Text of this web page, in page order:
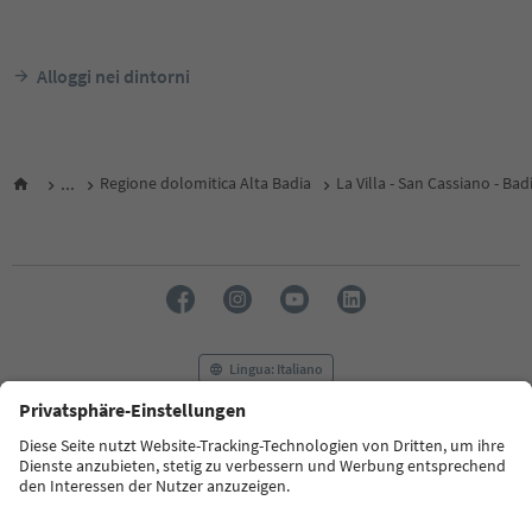
Alloggi nei dintorni
... Regione dolomitica Alta Badia La Villa - San Cassiano -
Lingua: Italiano
FAQ Contatti Press MICE
Privacy Policy
Termini e condizioni
Crediti
Cookie Policy